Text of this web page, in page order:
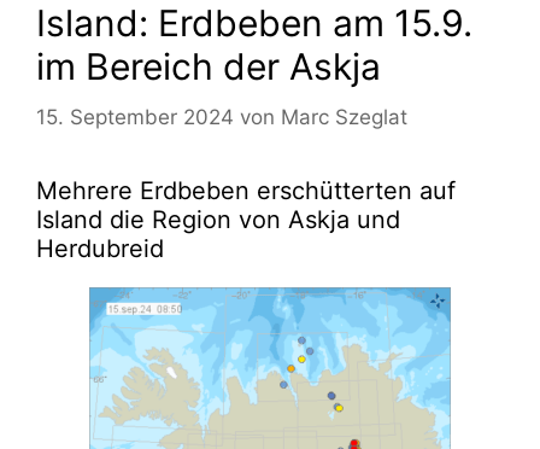
Island: Erdbeben am 15.9.
im Bereich der Askja
15. September 2024 von Marc Szeglat
Mehrere Erdbeben erschütterten auf
Island die Region von Askja und
Herdubreid